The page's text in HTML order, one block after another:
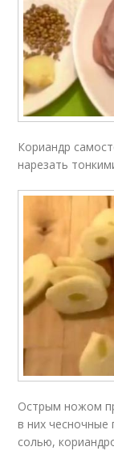
Кориандр
нарезать
Острым ножом
в них чесночные
солью,